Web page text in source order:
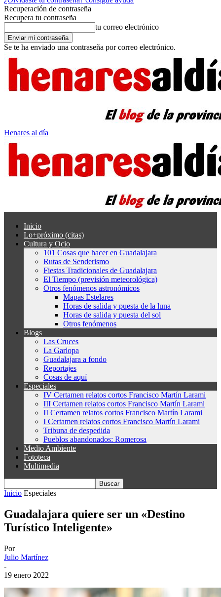
Recuperación de contraseña
Recupera tu contraseña
tu correo electrónico
Se te ha enviado una contraseña por correo electrónico.
Henares al día
Inicio
Lo+próximo (citas)
Cultura y Ocio
101 Cosas que hacer en Guadalajara
Rutas de Senderismo
Fiestas Tradicionales de Guadalajara
El Tiempo (previsión meteorológica)
Otros fenómenos astronómicos
Mapas Estelares
Horas de salida y puesta de la luna
Horas de salida y puesta del sol
Otros fenómenos
Blogs
Las Cruces
La Garlopa
Guadalajara a fondo
Reportajes
Cosas de aquí
Especiales
IV Certamen relatos cortos Francisco Martín Larami
III Certamen relatos cortos Francisco Martín Larami
II Certamen relatos cortos Francisco Martín Larami
I Certamen relatos cortos Francisco Martín Larami
Tribuna de despedida
Pueblos abandonados: Romerosa
Medio Ambiente
Fototeca
Multimedia
Inicio Especiales
Guadalajara quiere ser un «Destino
Turístico Inteligente»
Por
Julio Martínez
-
19 enero 2022